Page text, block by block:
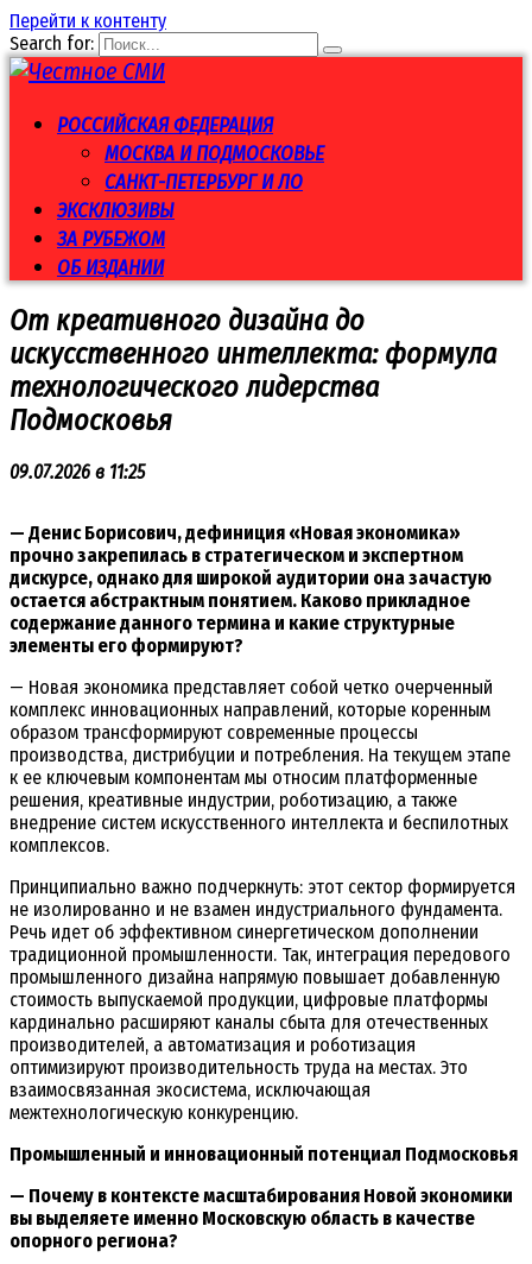
Перейти к контенту
Search for:
РОССИЙСКАЯ ФЕДЕРАЦИЯ
МОСКВА И ПОДМОСКОВЬЕ
САНКТ-ПЕТЕРБУРГ И ЛО
ЭКСКЛЮЗИВЫ
ЗА РУБЕЖОМ
ОБ ИЗДАНИИ
От креативного дизайна до
искусственного интеллекта: формула
технологического лидерства
Подмосковья
09.07.2026 в 11:25
— Денис Борисович, дефиниция «Новая экономика»
прочно закрепилась в стратегическом и экспертном
дискурсе, однако для широкой аудитории она зачастую
остается абстрактным понятием. Каково прикладное
содержание данного термина и какие структурные
элементы его формируют?
— Новая экономика представляет собой четко очерченный
комплекс инновационных направлений, которые коренным
образом трансформируют современные процессы
производства, дистрибуции и потребления. На текущем этапе
к ее ключевым компонентам мы относим платформенные
решения, креативные индустрии, роботизацию, а также
внедрение систем искусственного интеллекта и беспилотных
комплексов.
Принципиально важно подчеркнуть: этот сектор формируется
не изолированно и не взамен индустриального фундамента.
Речь идет об эффективном синергетическом дополнении
традиционной промышленности. Так, интеграция передового
промышленного дизайна напрямую повышает добавленную
стоимость выпускаемой продукции, цифровые платформы
кардинально расширяют каналы сбыта для отечественных
производителей, а автоматизация и роботизация
оптимизируют производительность труда на местах. Это
взаимосвязанная экосистема, исключающая
межтехнологическую конкуренцию.
Промышленный и инновационный потенциал Подмосковья
— Почему в контексте масштабирования Новой экономики
вы выделяете именно Московскую область в качестве
опорного региона?